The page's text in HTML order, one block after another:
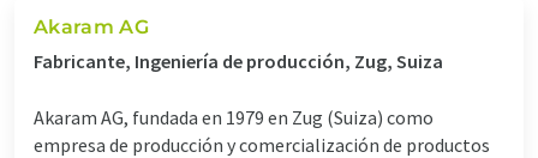
Akaram AG
Fabricante, Ingeniería de producción, Zug, Suiza
Akaram AG, fundada en 1979 en Zug (Suiza) como
empresa de producción y comercialización de productos